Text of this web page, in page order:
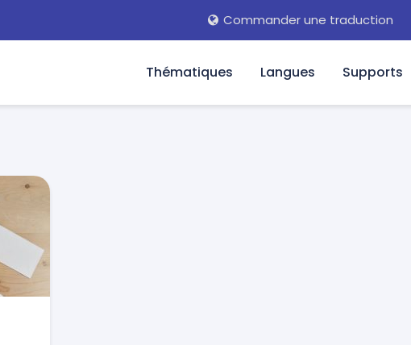
Commander une traduction
Thématiques Langues Supports